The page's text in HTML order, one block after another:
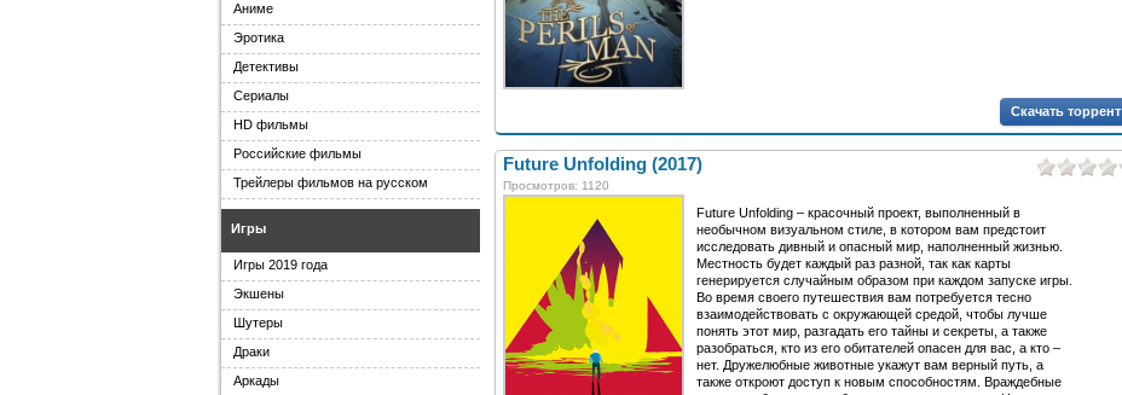
Скачать торрент
Future Unfolding (2017)
Просмотров: 1120
Future Unfolding – красочный проект, выполненный в
необычном визуальном стиле, в котором вам предстоит
исследовать дивный и опасный мир, наполненный жизнью.
Местность будет каждый раз разной, так как карты
генерируется случайным образом при каждом запуске игры.
Во время своего путешествия вам потребуется тесно
взаимодействовать с окружающей средой, чтобы лучше
понять этот мир, разгадать его тайны и секреты, а также
разобраться, кто из его обитателей опасен для вас, а кто –
нет. Дружелюбные животные укажут вам верный путь, а
также откроют доступ к новым способностям. Враждебные
Аниме
Эротика
Детективы
Сериалы
HD фильмы
Российские фильмы
Трейлеры фильмов на русском
Игры
Игры 2019 года
Экшены
Шутеры
Драки
Аркады